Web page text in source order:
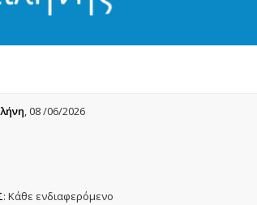
, 08 /06/2026
: Κάθε ενδιαφερόμενο